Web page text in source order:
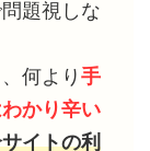
題視しな
何より手
かり辛い
イトの利